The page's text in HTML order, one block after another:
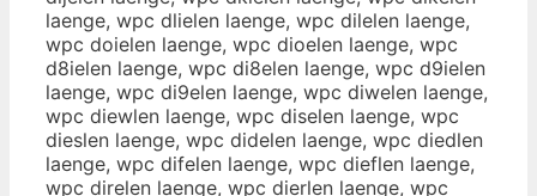
laenge, wpc dlielen laenge, wpc dilelen laenge,
wpc doielen laenge, wpc dioelen laenge, wpc
d8ielen laenge, wpc di8elen laenge, wpc d9ielen
laenge, wpc di9elen laenge, wpc diwelen laenge,
wpc diewlen laenge, wpc diselen laenge, wpc
dieslen laenge, wpc didelen laenge, wpc diedlen
laenge, wpc difelen laenge, wpc dieflen laenge,
wpc direlen laenge, wpc dierlen laenge, wpc